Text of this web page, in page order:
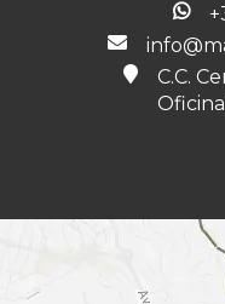
C.C.